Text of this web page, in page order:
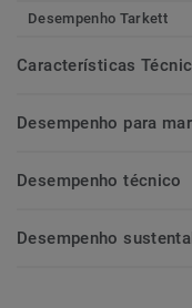
Desempenho Tarkett
Características
Desempenho para
Desempenho técnico
Desempenho